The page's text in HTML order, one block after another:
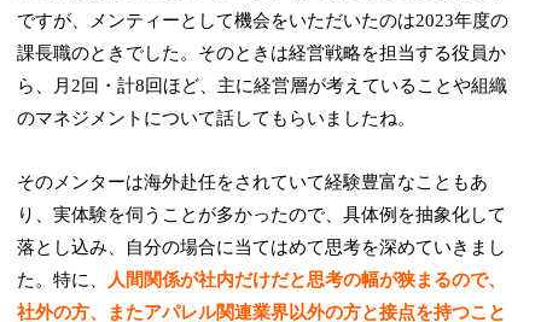
ですが、メンティーとして機会をいただいたのは2023年度の
課長職のときでした。そのときは経営戦略を担当する役員か
ら、月2回・計8回ほど、主に経営層が考えていることや組織
のマネジメントについて話してもらいましたね。
そのメンターは海外赴任をされていて経験豊富なこともあ
り、実体験を伺うことが多かったので、具体例を抽象化して
落とし込み、自分の場合に当てはめて思考を深めていきまし
た。特に、
人間関係が社内だけだと思考の幅が狭まるので、
社外の方、またアパレル関連業界以外の方と接点を持つこと